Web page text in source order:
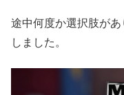
途中何度か選択肢が
しました。